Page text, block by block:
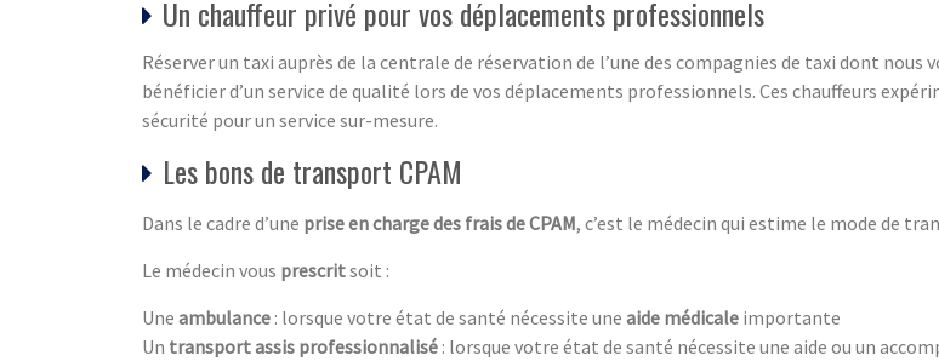
Un chauffeur privé pour vos déplacements professionnels
Réserver un taxi auprès de la centrale de réservation de l’une des compagnies de taxi dont
bénéficier d’un service de qualité lors de vos déplacements professionnels. Ces chauffeurs
sécurité pour un service sur-mesure.
Les bons de transport CPAM
Dans le cadre d’une prise en charge des frais de CPAM, c’est le médecin qui estime le mode de
Le médecin vous prescritsoit :
Une ambulance : lorsque votre état de santé nécessite une aide médicale importante
Un transport assis professionnalisé : lorsque votre état de santé nécessite une aide ou un